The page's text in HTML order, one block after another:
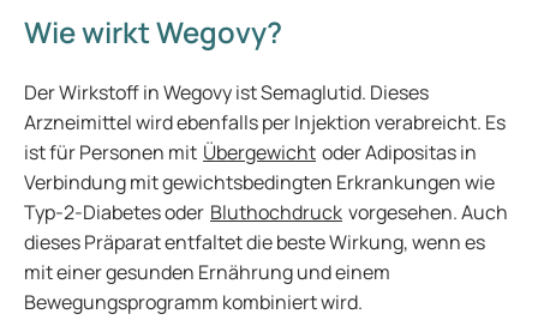
Wie wirkt Wegovy?
Der Wirkstoff in Wegovy ist Semaglutid. Dieses
Arzneimittel wird ebenfalls per Injektion verabreicht. Es
ist für Personen mit Übergewicht oder Adipositas in
Verbindung mit gewichtsbedingten Erkrankungen wie
Typ-2-Diabetes oder Bluthochdruck vorgesehen. Auch
dieses Präparat entfaltet die beste Wirkung, wenn es
mit einer gesunden Ernährung und einem
Bewegungsprogramm kombiniert wird.